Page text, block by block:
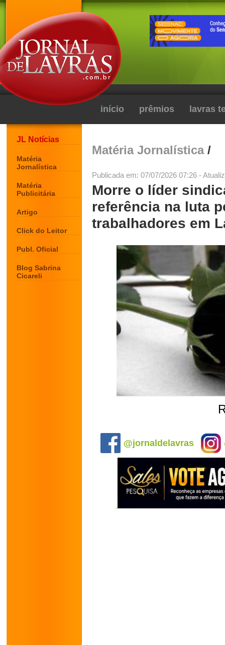
início prêmios lavras
JL Notícias
Matéria
Jornalística
Matéria
Publicitária
Artigo
Click do Leitor
Publ. Oficial
Blog Sabrina
Cicareli
Matéria Jornalística/
Publicada em: 07/07/2026 07:26 -
Morre o líder
referência na luta
trabalhadores em
@jornaldelavras